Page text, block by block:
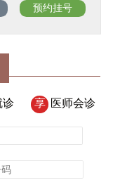
预约挂号
诊 享 医师会诊